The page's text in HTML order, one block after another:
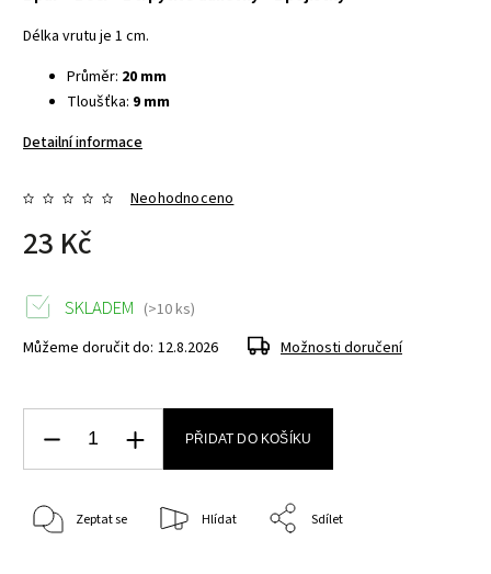
Délka vrutu je 1 cm.
Průměr: 20 mm
Tloušťka: 9 mm
Detailní informace
Neohodnoceno
23 Kč
SKLADEM (>10 ks)
Můžeme doručit do: 12.8.2026 Možnosti doručení
PŘIDAT DO KOŠÍKU
Zeptat se Hlídat Sdílet